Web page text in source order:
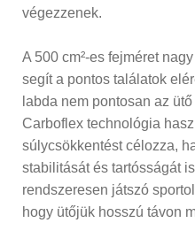
végezzenek.
A 500 cm²-es fejméret
segít a pontos találatok
labda nem pontosan az
Carboflex technológia
súlycsökkentést célozza,
stabilitását és tartósságát
rendszeresen játszó
hogy ütőjük hosszú távon